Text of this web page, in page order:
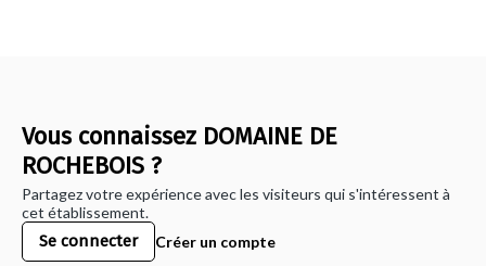
Vous connaissez DOMAINE DE
ROCHEBOIS ?
Partagez votre expérience avec les visiteurs qui s'intéressent à
cet établissement.
Se connecter Créer un compte